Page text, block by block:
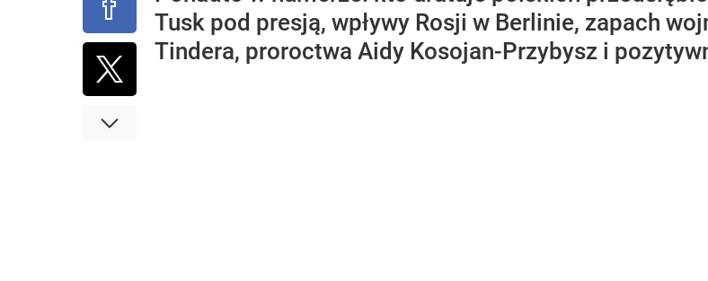
Tusk pod presją, wpływy Rosji w Berlinie, zapach
Tindera, proroctwa Aidy Kosojan-Przybysz i